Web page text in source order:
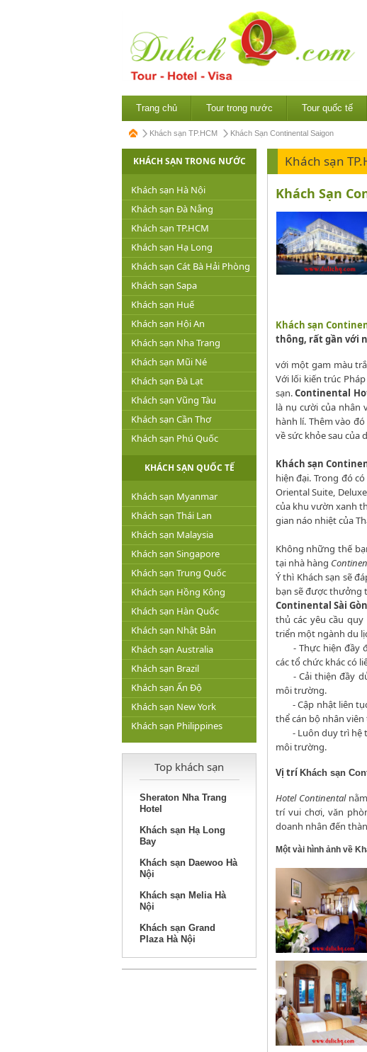
Trang chủ Tour trong nước Tour quốc tế
Khách sạn TP.HCM Khách Sạn Continental Saigon
KHÁCH SẠN TRONG NƯỚC
Khách sạn Hà Nội
Khách sạn Đà Nẵng
Khách sạn TP.HCM
Khách sạn Hạ Long
Khách sạn Cát Bà Hải Phòng
Khách sạn Sapa
Khách sạn Huế
Khách sạn Hội An
Khách sạn Nha Trang
Khách sạn Mũi Né
Khách sạn Đà Lạt
Khách sạn Vũng Tàu
Khách sạn Cần Thơ
Khách sạn Phú Quốc
KHÁCH SẠN QUỐC TẾ
Khách sạn Myanmar
Khách sạn Thái Lan
Khách sạn Malaysia
Khách sạn Singapore
Khách sạn Trung Quốc
Khách sạn Hồng Kông
Khách sạn Hàn Quốc
Khách sạn Nhật Bản
Khách sạn Australia
Khách sạn Brazil
Khách sạn Ấn Độ
Khách sạn New York
Khách sạn Philippines
Top khách sạn
Sheraton Nha Trang
Hotel
Khách sạn Hạ Long
Bay
Khách sạn Daewoo Hà
Nội
Khách sạn Melia Hà
Nội
Khách sạn Grand
Plaza Hà Nội
Khách sạn
Khách Sạn
Khách sạn
thông, rất gần với
với một gam màu
Với lối kiến trúc
sạn.Continental
là nụ cười của nhân
hành lí. Thêm vào
về sức khỏe sau của
Khách sạn
hiện đại. Trong đó
Oriental Suite,
của khu vườn xanh
gian náo nhiệt của
Không những thế
tại nhà hàng
Ý thì Khách sạn sẽ
bạn sẽ được thưởng
Continental Sài Gòn
thủ các yêu cầu quy
triển một ngành du
- Thực hiện đầy
các tổ chức khác có
- Cải thiện đầy
môi trường.
- Cập nhật liên
thể cán bộ nhân
- Luôn duy trì hệ
môi trường.
Vị tríKhách sạn
Hotel Continental
trí vui chơi, văn
doanh nhân đến
Một vài hình ảnh về